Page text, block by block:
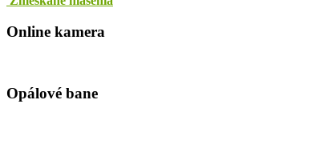
Online kamera
Opálové bane